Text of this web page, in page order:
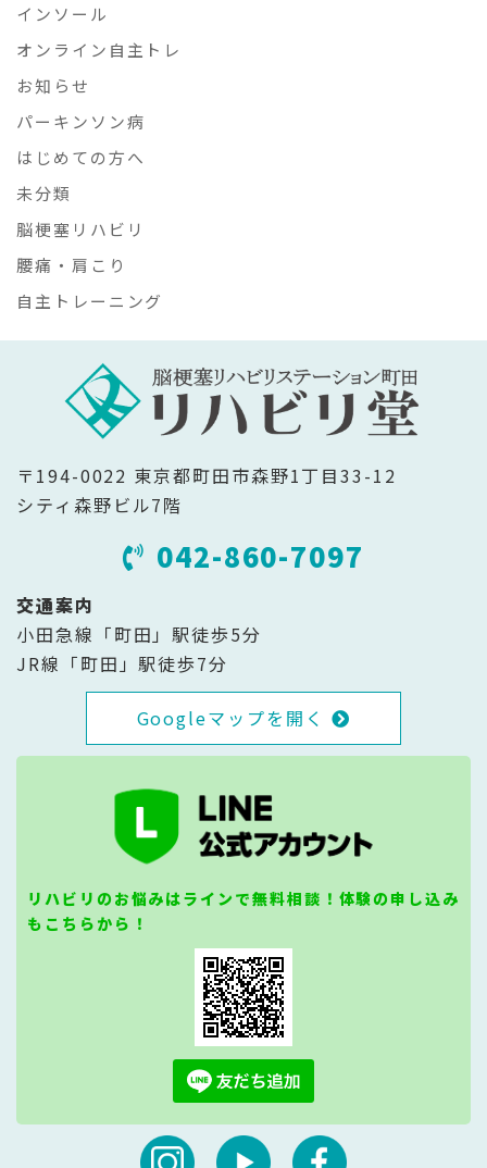
インソール
オンライン自主トレ
お知らせ
パーキンソン病
はじめての方へ
未分類
脳梗塞リハビリ
腰痛・肩こり
自主トレーニング
〒194-0022 東京都町田市森野1丁目33-12
シティ森野ビル7階
042-860-7097
交通案内
小田急線「町田」駅徒歩5分
JR線「町田」駅徒歩7分
Googleマップを開く
リハビリのお悩みはラインで無料相談！体験の申し込み
もこちらから！